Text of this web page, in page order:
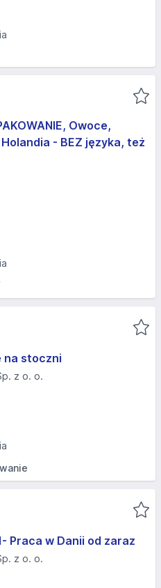
Owoce,
- BEZ języka, też
na stoczni
z o. o.
Praca w Danii od zaraz
z o. o.